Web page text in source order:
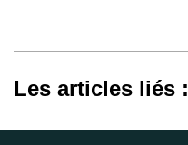
Les articles liés :